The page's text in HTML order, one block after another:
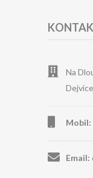
Na
Dejvice
Mobil:
Email: